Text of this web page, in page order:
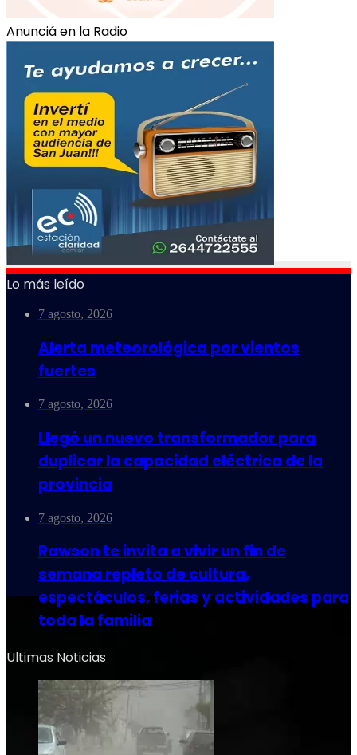
Anunciá en la Radio
Lo más leído
7 agosto, 2026
Alerta meteorológica por vientos
fuertes
7 agosto, 2026
Llegó un nuevo transformador para
duplicar la capacidad eléctrica de la
provincia
7 agosto, 2026
Rawson te invita a vivir un fin de
semana repleto de cultura,
espectáculos, ferias y actividades para
toda la familia
Ultimas Noticias